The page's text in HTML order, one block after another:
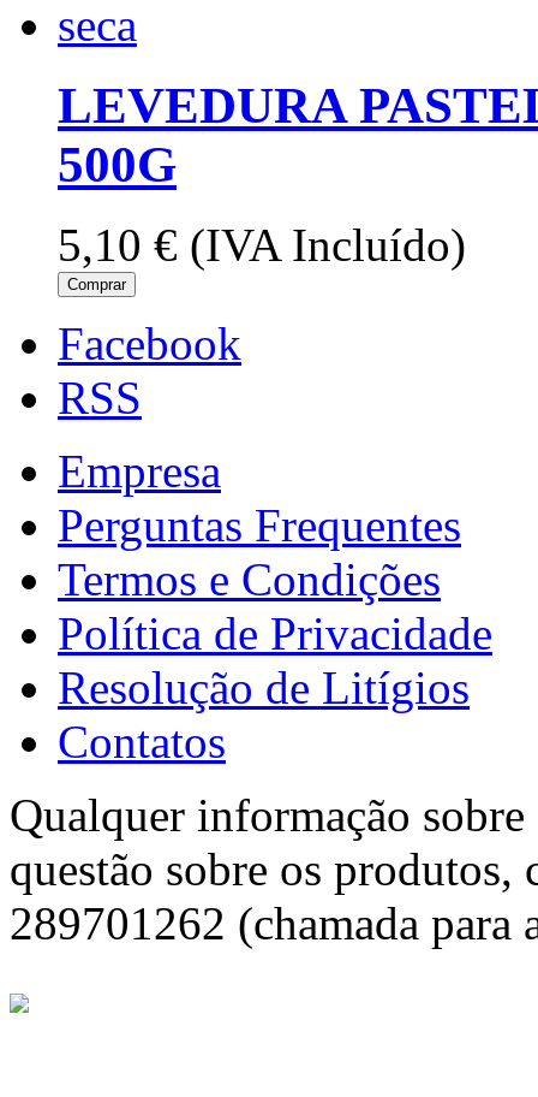
LEVEDURA
500G
5,10 € (IVA Incluído)
Comprar
Facebook
RSS
Empresa
Perguntas Frequentes
Termos e Condições
Política de Privacidade
Resolução de Litígios
Contatos
Qualquer informação
questão sobre os
289701262 (chamada para